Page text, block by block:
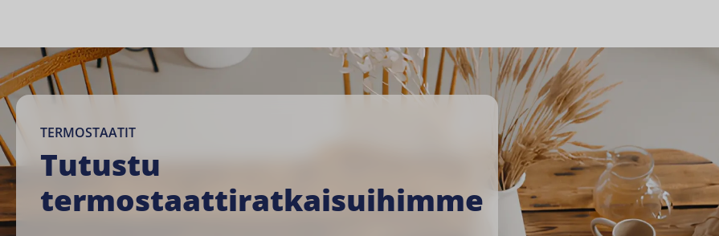
TERMOSTAATIT
Tutustu
termostaattiratkaisuihimme